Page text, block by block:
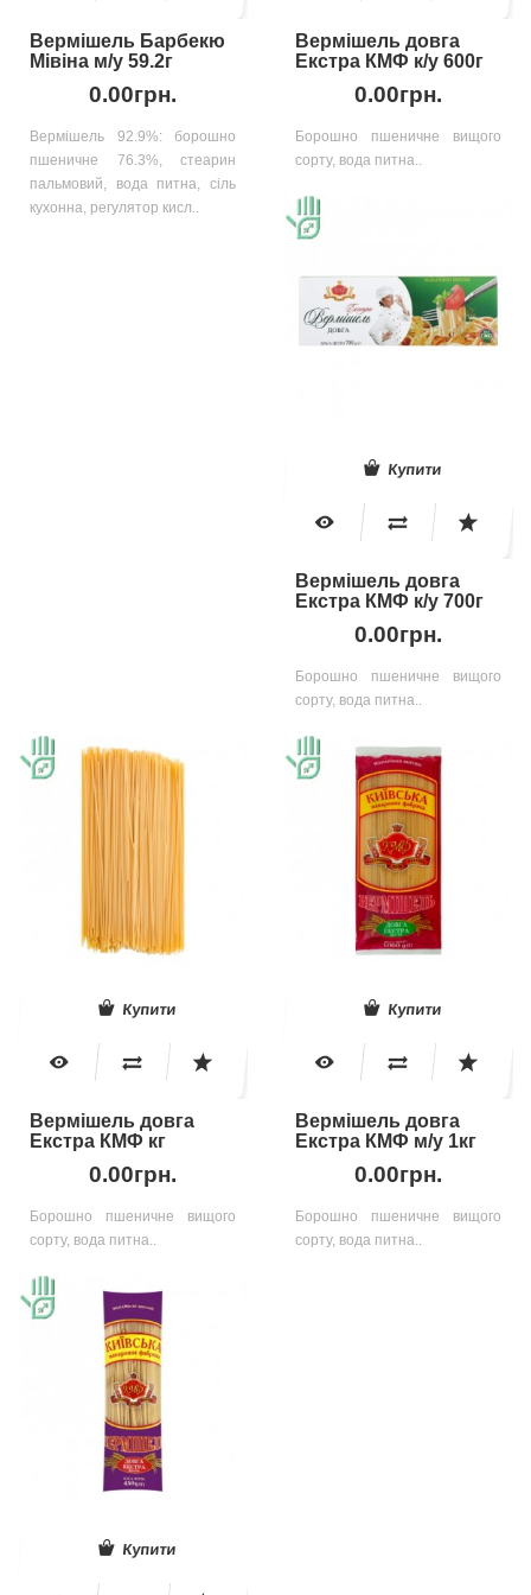
Вермішель Барбекю
Мівіна м/у 59.2г
0.00грн.
Вермішель 92.9%: борошно
пшеничне 76.3%, стеарин
пальмовий, вода питна, сіль
кухонна, регулятор кисл..
Вермішель довга
Екстра КМФ к/у 600г
0.00грн.
Борошно пшеничне вищого
сорту, вода питна..
Купити
Вермішель довга
Екстра КМФ к/у 700г
0.00грн.
Борошно пшеничне вищого
сорту, вода питна..
Купити
Вермішель довга
Екстра КМФ кг
0.00грн.
Борошно пшеничне вищого
сорту, вода питна..
Купити
Вермішель довга
Екстра КМФ м/у 1кг
0.00грн.
Борошно пшеничне вищого
сорту, вода питна..
Купити